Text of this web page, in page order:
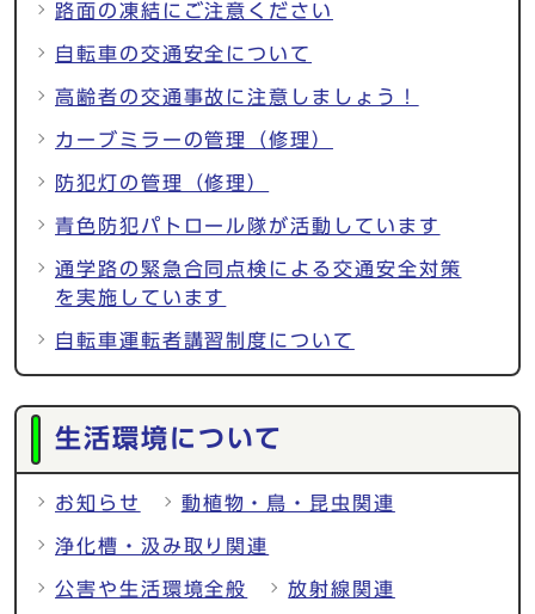
路面の凍結にご注意ください
自転車の交通安全について
高齢者の交通事故に注意しましょう！
カーブミラーの管理（修理）
防犯灯の管理（修理）
青色防犯パトロール隊が活動しています
通学路の緊急合同点検による交通安全対策
を実施しています
自転車運転者講習制度について
生活環境について
お知らせ 動植物・鳥・昆虫関連
浄化槽・汲み取り関連
公害や生活環境全般 放射線関連